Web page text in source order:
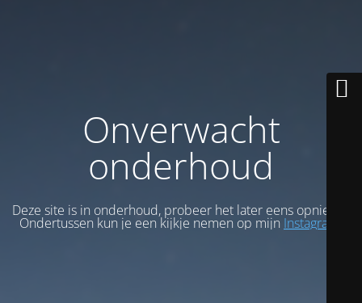
Onverwacht
onderhoud
Deze site is in onderhoud, probeer het later eens opnieuw.
Ondertussen kun je een kijkje nemen op mijn Instagram